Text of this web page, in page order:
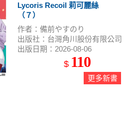
Lycoris Recoil 莉可麗絲
（７）
作者：備前やすのり
出版社：台灣角川股份有限公司
出版日期：2026-08-06
$ 110
更多新書